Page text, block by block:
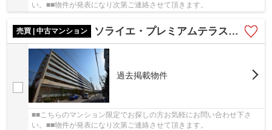
い。■■物件が発表になり次第ご連絡させて頂きます。
売買 | 中古マンション ソライエ・プレミアムテラス ガーデンテラス
過去掲載物件
■■こちらのマンション限定でお探しの方お気軽にお問い合わせ下さ
い。■■物件が発表になり次第ご連絡させて頂きます。